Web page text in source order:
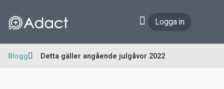
Logga in
Blogg Detta gäller angående julgåvor 2022